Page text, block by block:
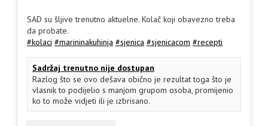
SAD su šljive trenutno aktuelne. Kolač koji obavezno treba
da probate.
#kolaci #marininakuhinja #sjenica #sjenicacom #recepti
Sadržaj trenutno nije dostupan
Razlog što se ovo dešava obično je rezultat toga što je
vlasnik to podijelio s manjom grupom osoba, promijenio
ko to može vidjeti ili je izbrisano.